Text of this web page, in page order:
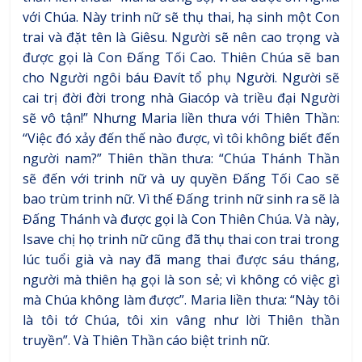
với Chúa. Này trinh nữ sẽ thụ thai, hạ sinh một Con
trai và đặt tên là Giêsu. Người sẽ nên cao trọng và
được gọi là Con Đấng Tối Cao. Thiên Chúa sẽ ban
cho Người ngôi báu Đavít tổ phụ Người. Người sẽ
cai trị đời đời trong nhà Giacóp và triều đại Người
sẽ vô tận!” Nhưng Maria liền thưa với Thiên Thần:
“Việc đó xảy đến thế nào được, vì tôi không biết đến
người nam?” Thiên thần thưa: “Chúa Thánh Thần
sẽ đến với trinh nữ và uy quyền Đấng Tối Cao sẽ
bao trùm trinh nữ. Vì thế Đấng trinh nữ sinh ra sẽ là
Đấng Thánh và được gọi là Con Thiên Chúa. Và này,
Isave chị họ trinh nữ cũng đã thụ thai con trai trong
lúc tuổi già và nay đã mang thai được sáu tháng,
người mà thiên hạ gọi là son sẻ; vì không có việc gì
mà Chúa không làm được”. Maria liền thưa: “Này tôi
là tôi tớ Chúa, tôi xin vâng như lời Thiên thần
truyền”. Và Thiên Thần cáo biệt trinh nữ.